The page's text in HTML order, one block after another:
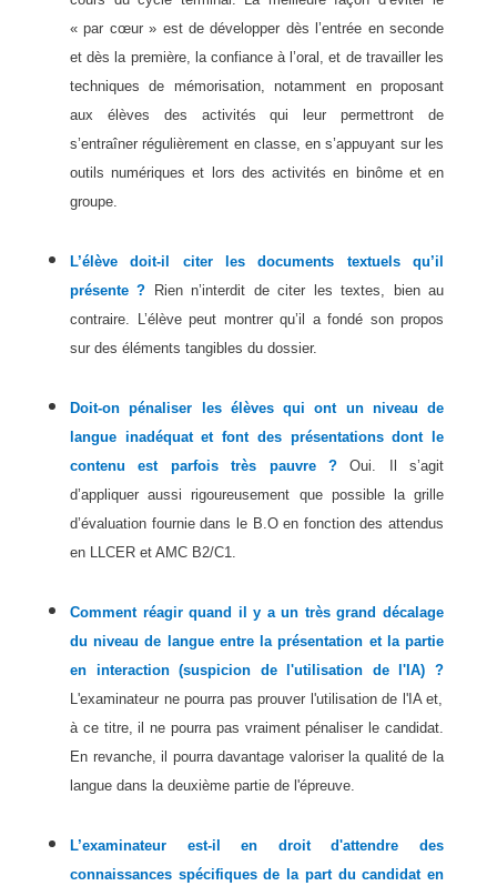
« par cœur » est de développer dès l’entrée en seconde
et dès la première, la confiance à l’oral, et de travailler les
techniques de mémorisation, notamment en proposant
aux élèves des activités qui leur permettront de
s’entraîner régulièrement en classe, en s’appuyant sur les
outils numériques et lors des activités en binôme et en
groupe.
L’élève doit-il citer les documents textuels qu’il
présente ? Rien n’interdit de citer les textes, bien au
contraire. L’élève peut montrer qu’il a fondé son propos
sur des éléments tangibles du dossier.
Doit-on pénaliser les élèves qui ont un niveau de
langue inadéquat et font des présentations dont le
contenu est parfois très pauvre ?Oui. Il s’agit
d’appliquer aussi rigoureusement que possible la grille
d’évaluation fournie dans le B.O en fonction des attendus
en LLCER et AMC B2/C1.
Comment réagir quand il y a un très grand décalage
du niveau de langue entre la présentation et la partie
en interaction (suspicion de l'utilisation de l'IA) ?
L'examinateur ne pourra pas prouver l'utilisation de l'IA et,
à ce titre, il ne pourra pas vraiment pénaliser le candidat.
En revanche, il pourra davantage valoriser la qualité de la
langue dans la deuxième partie de l'épreuve.
L’examinateur est-il en droit d'attendre des
connaissances spécifiques de la part du candidat en